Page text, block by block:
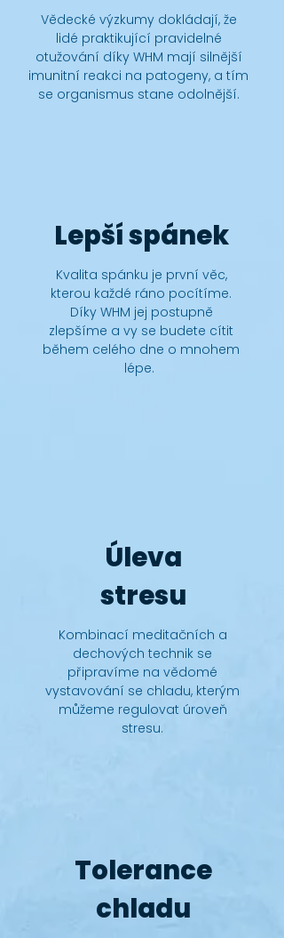
Vědecké výzkumy dokládají, že
lidé praktikující pravidelné
otužování díky WHM mají silnější
imunitní reakci na patogeny, a tím
se organismus stane odolnější.
Lepší spánek
Kvalita spánku je první věc,
kterou každé ráno pocítíme.
Díky WHM jej postupně
zlepšíme a vy se budete cítit
během celého dne o mnohem
lépe.
Úleva
stresu
Kombinací meditačních a
dechových technik se
připravíme na vědomé
vystavování se chladu, kterým
můžeme regulovat úroveň
stresu.
Tolerance
chladu